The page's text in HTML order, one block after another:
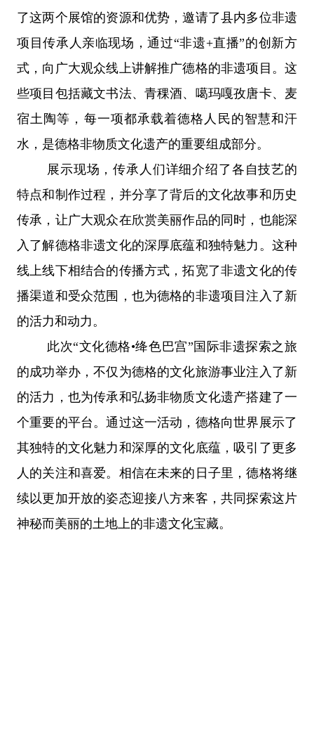
了这两个展馆的资源和优势，邀请了县内多位非遗
项目传承人亲临现场，通过“非遗+直播”的创新方
式，向广大观众线上讲解推广德格的非遗项目。这
些项目包括藏文书法、青稞酒、噶玛嘎孜唐卡、麦
宿土陶等，每一项都承载着德格人民的智慧和汗
水，是德格非物质文化遗产的重要组成部分。
展示现场，传承人们详细介绍了各自技艺的
特点和制作过程，并分享了背后的文化故事和历史
传承，让广大观众在欣赏美丽作品的同时，也能深
入了解德格非遗文化的深厚底蕴和独特魅力。这种
线上线下相结合的传播方式，拓宽了非遗文化的传
播渠道和受众范围，也为德格的非遗项目注入了新
的活力和动力。
此次“文化德格•绛色巴宫”国际非遗探索之旅
的成功举办，不仅为德格的文化旅游事业注入了新
的活力，也为传承和弘扬非物质文化遗产搭建了一
个重要的平台。通过这一活动，德格向世界展示了
其独特的文化魅力和深厚的文化底蕴，吸引了更多
人的关注和喜爱。相信在未来的日子里，德格将继
续以更加开放的姿态迎接八方来客，共同探索这片
神秘而美丽的土地上的非遗文化宝藏。